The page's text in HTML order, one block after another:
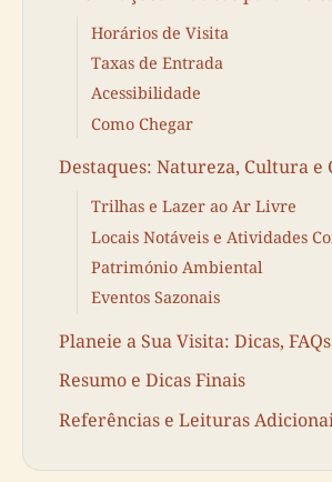
Horários de Visita
Taxas de Entrada
Acessibilidade
Como Chegar
Destaques: Natureza, Cultura e
Trilhas e Lazer ao Ar Livre
Locais Notáveis e Atividades
Património Ambiental
Eventos Sazonais
Planeie a Sua Visita: Dicas,
Resumo e Dicas Finais
Referências e Leituras